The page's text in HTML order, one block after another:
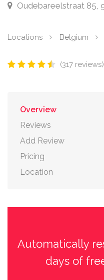
Oudebareelstraat 85,
Locations Belgium
(317 reviews)
Overview
Reviews
Add Review
Pricing
Location
Automatically
days of